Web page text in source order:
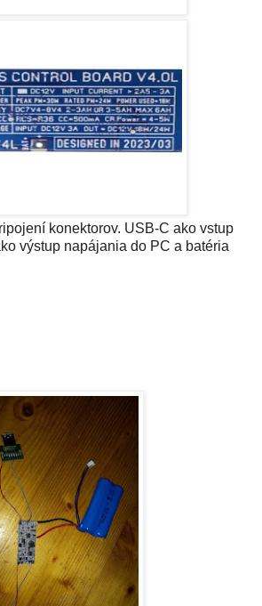
konektorov. USB-C ako vstup
výstup napájania do PC a batéria